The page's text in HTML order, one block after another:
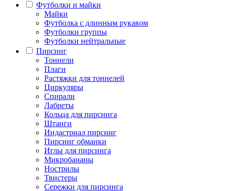
Футболки и майки
Майки
Футболка с длинным рукавом
Футболки группы
Футболки нейтральные
Пирсинг
Тоннели
Плаги
Растяжки для тоннелей
Циркуляры
Спирали
Лабреты
Кольца для пирсинга
Штанги
Индастриал пирсинг
Пирсинг обманки
Иглы для пирсинга
Микробананы
Нострилы
Твистеры
Сережки для пирсинга